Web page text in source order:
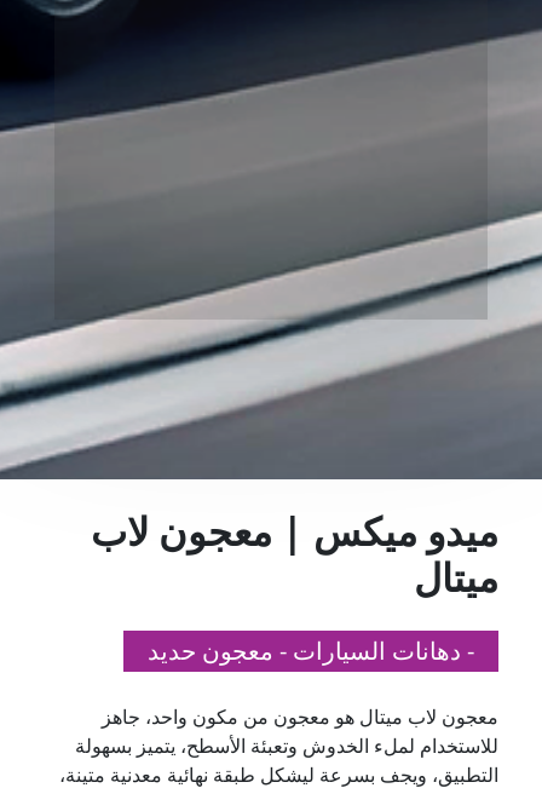
ميدو ميكس | معجون لاب
ميتال
- دهانات السيارات - معجون حديد
معجون لاب ميتال هو معجون من مكون واحد، جاهز
للاستخدام لملء الخدوش وتعبئة الأسطح، يتميز بسهولة
التطبيق، ويجف بسرعة ليشكل طبقة نهائية معدنية متينة،